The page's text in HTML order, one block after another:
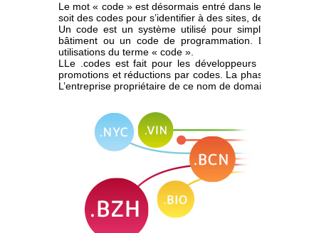
Le mot « code » est désormais entré dans le langage
soit des codes pour s’identifier à des sites, des codes
Un code est un système utilisé pour simplifier
bâtiment ou un code de programmation. Le .codes
utilisations du terme « code ».
LLe .codes est fait pour les développeurs et
promotions et réductions par codes. La phase de
L’entreprise propriétaire de ce nom de domaine est